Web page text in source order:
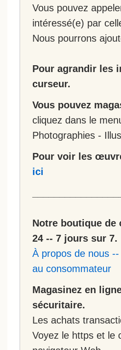
Vous pouvez
intéressé(e) par
Nous pourrons
Pour agrandir les
curseur.
Vous pouvez
cliquez dans le
Photographies -
Pour voir les
ici
Notre boutique de
24 -- 7 jours sur 7.
À propos de nous --
au consommateur
Magasinez en
sécuritaire.
Les achats
Voyez le https et le